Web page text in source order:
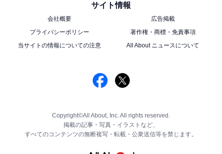
サイト情報
会社概要
広告掲載
プライバシーポリシー
著作権・商標・免責事項
当サイトの情報についての注意
All About ニュースについて
Copyright©All About, Inc. All rights reserved.
掲載の記事・写真・イラストなど、
すべてのコンテンツの無断複写・転載・公衆送信等を禁じます。